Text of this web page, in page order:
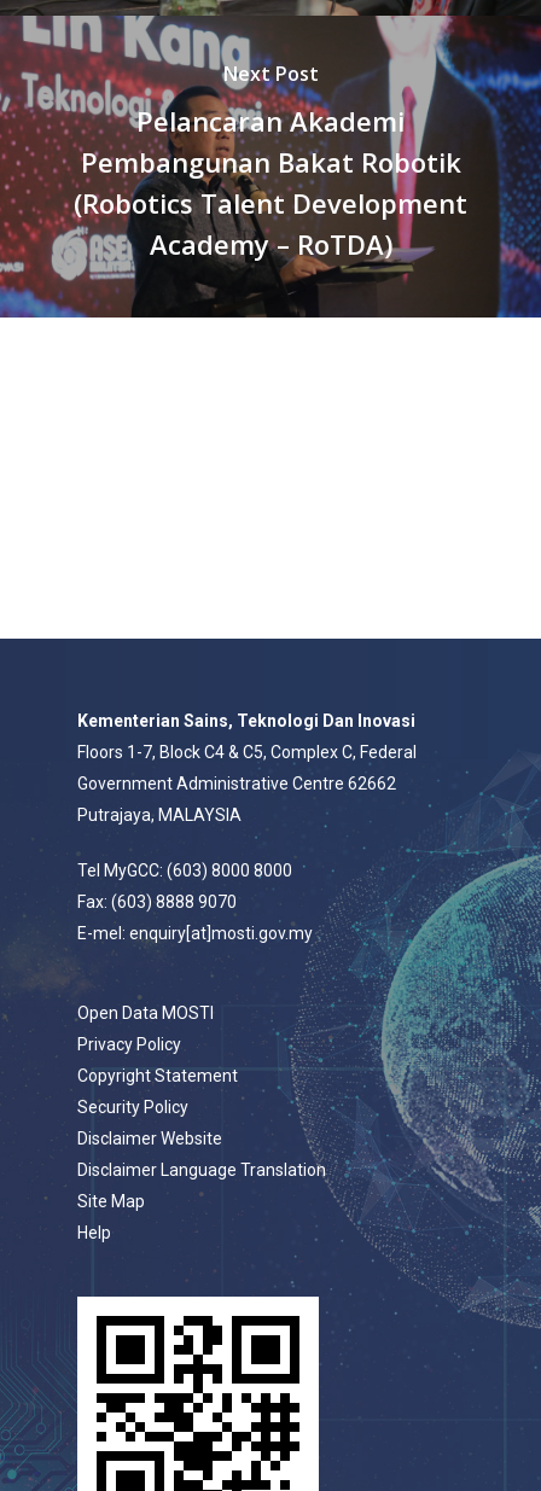
Next Post
Pelancaran Akademi
Pembangunan Bakat Robotik
(Robotics Talent Development
Academy – RoTDA)
Kementerian Sains, Teknologi Dan Inovasi
Floors 1-7, Block C4 & C5, Complex C, Federal
Government Administrative Centre 62662
Putrajaya, MALAYSIA
Tel MyGCC: (603) 8000 8000
Fax: (603) 8888 9070
E-mel: enquiry[at]mosti.gov.my
Open Data MOSTI
Privacy Policy
Copyright Statement
Security Policy
Disclaimer Website
Disclaimer Language Translation
Site Map
Help